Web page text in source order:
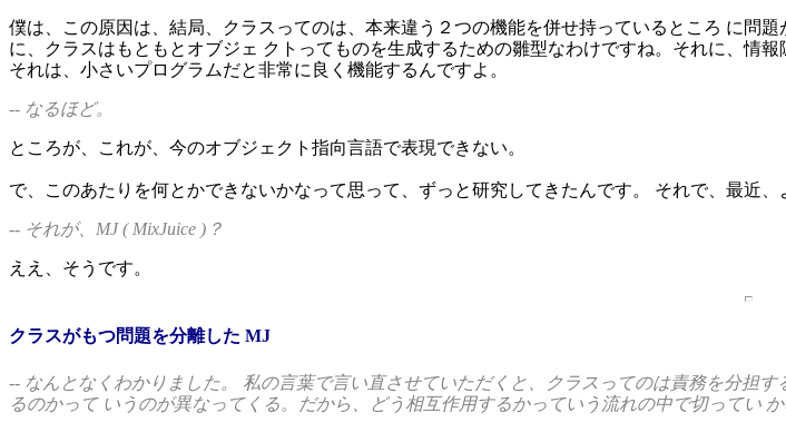
僕は、この原因は、結局、クラスってのは、本来違う２つの機能を併せ持っているところ に問
に、クラスはもともとオブジェ クトってものを生成するための雛型なわけですね。それに、情報
それは、小さいプログラムだと非常に良く機能するんですよ。
-- なるほど。
ところが、これが、今のオブジェクト指向言語で表現できない。
で、このあたりを何とかできないかなって思って、ずっと研究してきたんです。 それで、最近
-- それが、MJ ( MixJuice )？
ええ、そうです。
クラスがもつ問題を分離した MJ
-- なんとなくわかりました。 私の言葉で言い直させていただくと、クラスってのは責務を分担
るのかって いうのが異なってくる。だから、どう相互作用するかっていう流れの中で切ってい